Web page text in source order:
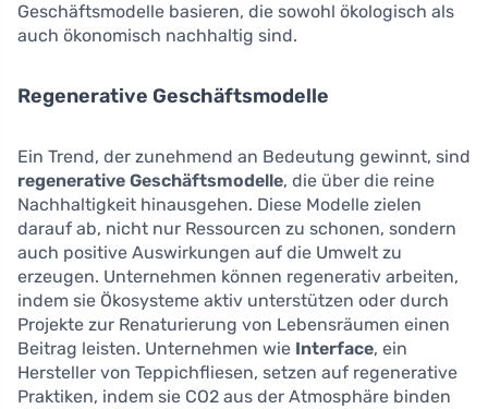
Geschäftsmodelle basieren, die sowohl ökologisch als
auch ökonomisch nachhaltig sind.
Regenerative Geschäftsmodelle
Ein Trend, der zunehmend an Bedeutung gewinnt, sind
regenerative Geschäftsmodelle, die über die reine
Nachhaltigkeit hinausgehen. Diese Modelle zielen
darauf ab, nicht nur Ressourcen zu schonen, sondern
auch positive Auswirkungen auf die Umwelt zu
erzeugen. Unternehmen können regenerativ arbeiten,
indem sie Ökosysteme aktiv unterstützen oder durch
Projekte zur Renaturierung von Lebensräumen einen
Beitrag leisten. Unternehmen wie Interface, ein
Hersteller von Teppichfliesen, setzen auf regenerative
Praktiken, indem sie CO2 aus der Atmosphäre binden